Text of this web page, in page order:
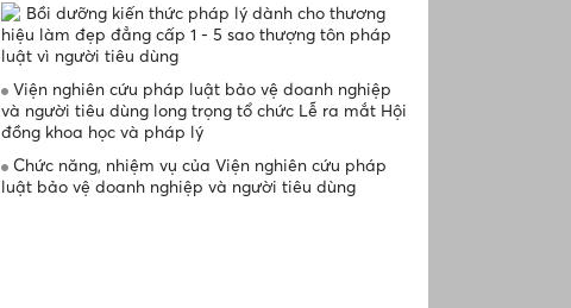
Bồi dưỡng kiến thức pháp lý dành cho thương
hiệu làm đẹp đẳng cấp 1 - 5 sao thượng tôn pháp
luật vì người tiêu dùng
Viện nghiên cứu pháp luật bảo vệ doanh nghiệp
và người tiêu dùng long trọng tổ chức Lễ ra mắt Hội
đồng khoa học và pháp lý
Chức năng, nhiệm vụ của Viện nghiên cứu pháp
luật bảo vệ doanh nghiệp và người tiêu dùng